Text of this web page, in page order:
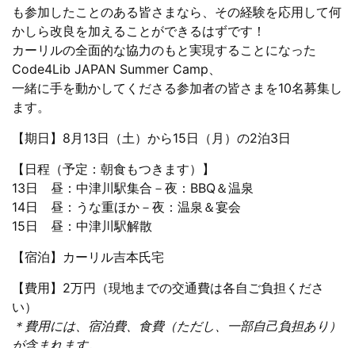
も参加したことのある皆さまなら、その経験を応用して何
かしら改良を加えることができるはずです！
カーリルの全面的な協力のもと実現することになった
Code4Lib JAPAN Summer Camp、
一緒に手を動かしてくださる参加者の皆さまを10名募集し
ます。
【期日】8月13日（土）から15日（月）の2泊3日
【日程（予定：朝食もつきます）】
13日 昼：中津川駅集合－夜：BBQ＆温泉
14日 昼：うな重ほか－夜：温泉＆宴会
15日 昼：中津川駅解散
【宿泊】カーリル吉本氏宅
【費用】2万円（現地までの交通費は各自ご負担くださ
い）
＊費用には、宿泊費、食費（ただし、一部自己負担あり）